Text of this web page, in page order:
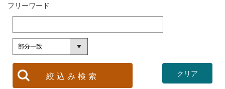
フリーワード